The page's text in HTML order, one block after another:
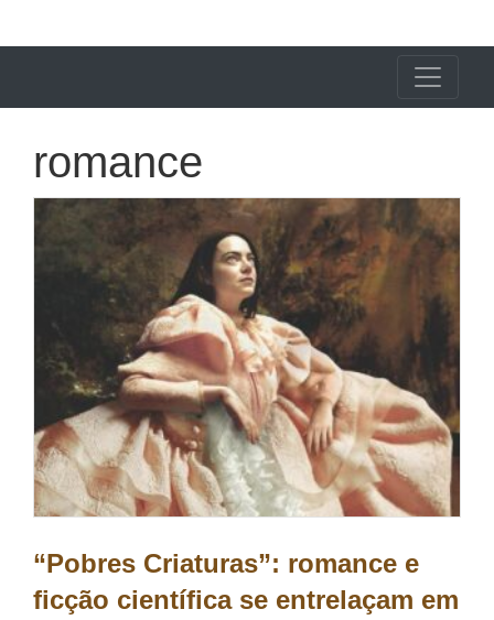
romance
“Pobres Criaturas”: romance e
ficção científica se entrelaçam em